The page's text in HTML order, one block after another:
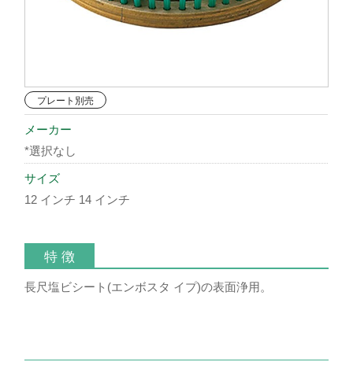
プレート別売
メーカー
*選択なし
サイズ
12 インチ 14 インチ
特 徴
長尺塩ビシート(エンボスタ イプ)の表面浄用。